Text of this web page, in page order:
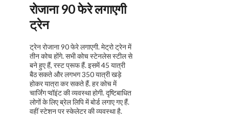
रोजाना90फेरे लगाएगी
ट्रेन
ट्रेन रोजाना 90 फेरे लगाएगी. मेट्रो ट्रेन में
तीन कोच होंगे. सभी कोच स्टेनलेस स्टील से
बने हुए हैं, रस्ट प्रूफ हैं. इसमें 45 यात्री
बैठ सकते और लगभग 350 यात्री खड़े
होकर यात्रा कर सकते हैं. हर कोच में
चार्जिंग प्वॉइंट की व्यवस्था होगी. दृष्टिबाधित
लोगों के लिए ब्रेल लिपि में बोर्ड लगाए गए हैं.
वहीं स्टेशन पर स्केलेटर की व्यवस्था है.